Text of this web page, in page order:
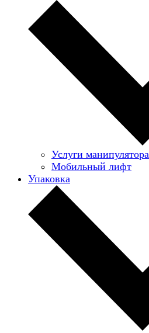
Услуги манипулятора
Мобильный лифт
Упаковка